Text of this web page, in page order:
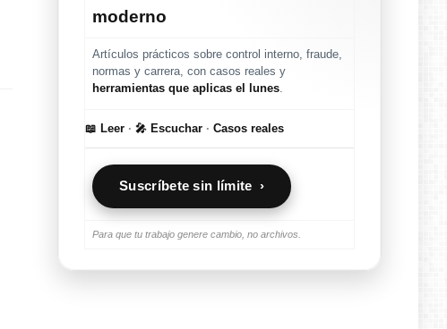
moderno
Artículos prácticos sobre control interno, fraude,
normas y carrera, con casos reales y
herramientas que aplicas el lunes
📖 Leer · 🎤 Escuchar · Casos reales
Suscríbete sin límite ›
Para que tu trabajo genere cambio, no archivos.